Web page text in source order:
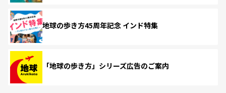
地球の歩き方45周年記念 インド特集
「地球の歩き方」シリーズ広告のご案内